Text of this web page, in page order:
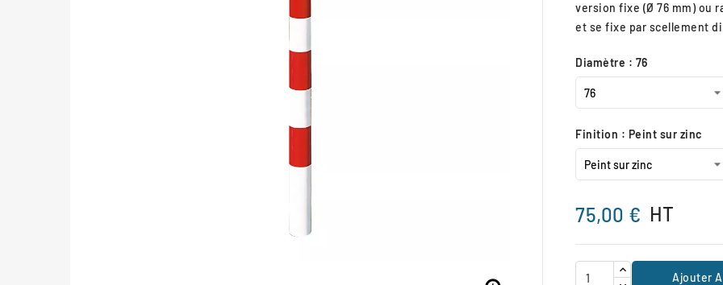
version fixe (Ø 76 mm) ou
et se fixe par scellement
Diamètre : 76
Finition : Peint sur zinc
75,00 € HT
Ajouter